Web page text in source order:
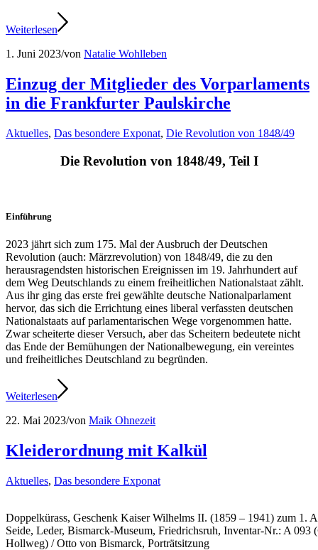
Weiterlesen
1. Juni 2023/von Natalie Wohlleben
Einzug der Mitglieder des Vorparlaments
in die Frankfurter Paulskirche
Aktuelles, Das besondere Exponat, Die Revolution von 1848/49
Die Revolution von 1848/49, Teil I
Einführung
2023 jährt sich zum 175. Mal der Ausbruch der Deutschen
Revolution (auch: Märzrevolution) von 1848/49, die zu den
herausragendsten historischen Ereignissen im 19. Jahrhundert auf
dem Weg Deutschlands zu einem freiheitlichen Nationalstaat zählt.
Aus ihr ging das erste frei gewählte deutsche Nationalparlament
hervor, das sich die Errichtung eines liberal verfassten deutschen
Nationalstaats auf parlamentarischen Wege vorgenommen hatte.
Zwar scheiterte dieser Versuch, aber das Scheitern bedeutete nicht
das Ende der Bemühungen der Nationalbewegung, ein vereintes
und freiheitliches Deutschland zu begründen.
Weiterlesen
22. Mai 2023/von Maik Ohnezeit
Kleiderordnung mit Kalkül
Aktuelles, Das besondere Exponat
Doppelkürass, Geschenk Kaiser Wilhelms II. (1859 – 1941) zum 1.
Seide, Leder, Bismarck-Museum, Friedrichsruh, Inventar-Nr.: A
Hollweg) / Otto von Bismarck, Porträtsitzung